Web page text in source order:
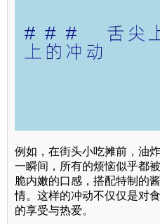
例如，在街头小吃摊前，油
一瞬间，所有的烦恼似乎都
脆内嫩的口感，搭配特制的
情。这样的冲动不仅仅是对
的享受与热爱。